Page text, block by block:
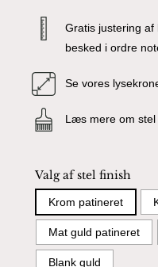
Gratis justering
besked i ordre
Se vores
Læs mere om stel
Valg af stel finish
Krom patineret
Mat guld patineret
Blank guld